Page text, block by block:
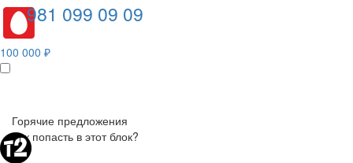
981 099 09 09
100 000 ₽
Горячие предложения
Как попасть в этот блок?